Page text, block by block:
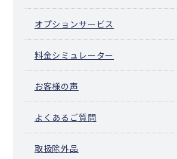
オプションサービス
料金シミュレーター
お客様の声
よくあるご質問
取扱除外品